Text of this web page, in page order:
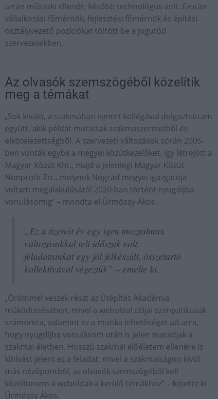
aztán műszaki ellenőr, később technológus volt. Ezután
vállalkozási főmérnök, fejlesztési főmérnök és építési
osztályvezető pozíciókat töltött be a jogutód
szervezetekben.
Az olvasók szemszögéből közelítik
meg a témákat
„Sok kiváló, a szakmában ismert kollégával dolgozhattam
együtt, akik példát mutattak szakmaszeretetből és
elkötelezettségből. A szervezeti változások során 2005-
ben vonták egybe a megyei közútkezelőket, így létrejött a
Magyar Közút Kht., majd a jelenlegi Magyar Közút
Nonprofit Zrt., melynek Nógrád megyei igazgatója
voltam megalakulásától 2020-ban történt nyugdíjba
vonulásomig” – mondta el Ürmössy Ákos.
„Ez a tizenöt év egy igen mozgalmas,
változásokkal teli időszak volt,
feladatainkat egy jól felkészült, összetartó
kollektívával végeztük” – emelte ki.
„Örömmel veszek részt az Útépítés Akadémia
működtetésében, mivel a weboldal céljai szimpatikusak
számomra, valamint ez a munka lehetőséget ad arra,
hogy nyugdíjba vonulásom után is jelen maradjak a
szakmai életben. Hosszú szakmai előéletem ellenére is
kihívást jelent ez a feladat, mivel a szakmaiságon kívül
más nézőpontból, az olvasók szemszögéből kell
közelítenem a weboldalra kerülő témákhoz” – fejtette ki
Ürmössy Ákos.